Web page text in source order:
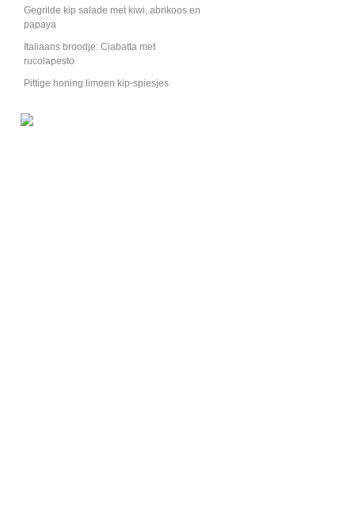
Gegrilde kip salade met kiwi, abrikoos en
papaya
Italiaans broodje: Ciabatta met
rucolapesto
Pittige honing limoen kip-spiesjes